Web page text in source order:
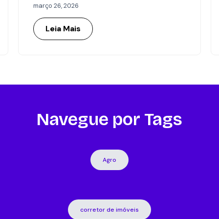
março 26, 2026
Leia Mais
Navegue por Tags
Agro
corretor de imóveis